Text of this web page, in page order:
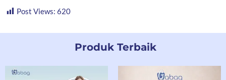
Post Views: 620
Produk Terbaik